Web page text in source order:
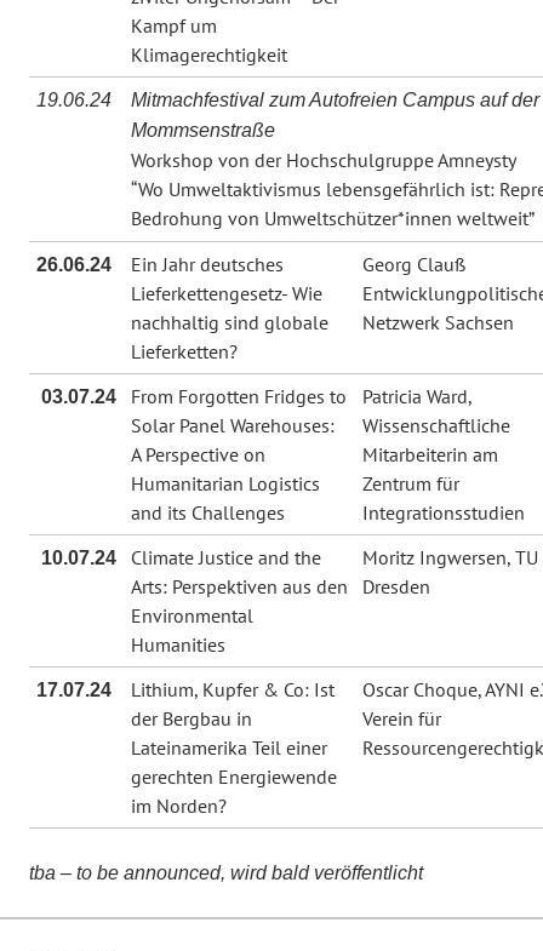
Kampf um
Klimagerechtigkeit
19.06.24
Mitmachfestival zum Autofreien Campus auf der
Mommsenstraße
Workshop von der Hochschulgruppe Amneysty
“Wo Umweltaktivismus lebensgefährlich ist:
Bedrohung von Umweltschützer*innen weltweit”
26.06.24
Ein Jahr deutsches
Lieferkettengesetz- Wie
nachhaltig sind globale
Lieferketten?
Georg Clauß
Netzwerk Sachsen
03.07.24
From Forgotten Fridges to
Solar Panel Warehouses:
A Perspective on
Humanitarian Logistics
and its Challenges
Patricia Ward,
Wissenschaftliche
Mitarbeiterin am
Zentrum für
Integrationsstudien
10.07.24
Climate Justice and the
Arts: Perspektiven aus den
Environmental
Humanities
Moritz Ingwersen, TU
Dresden
17.07.24
Lithium, Kupfer & Co: Ist
der Bergbau in
Lateinamerika Teil einer
gerechten Energiewende
im Norden?
Oscar Choque, AYNI
Verein für
tba – to be announced, wird bald veröffentlicht